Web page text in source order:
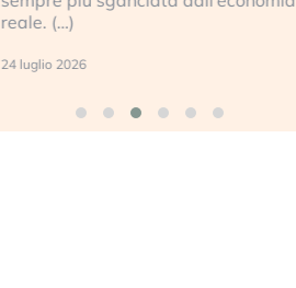
reale. (…)
24 luglio 2026